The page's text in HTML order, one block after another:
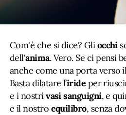
Com'è che si dice? Gliocchi
dell'anima. Vero. Se ci pensi
anche come una porta verso
Basta dilatare l’iride per
e i nostrivasi sanguigni, e
e il nostro equilibro, senza